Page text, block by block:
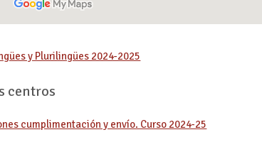
y Plurilingües 2024-2025
centros
cumplimentación y envío. Curso 2024-25